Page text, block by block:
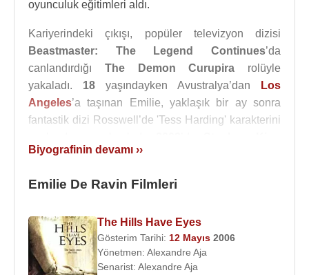
oyunculuk eğitimleri aldı.
Kariyerindeki çıkışı, popüler televizyon dizisi
Beastmaster: The Legend Continues’da
canlandırdığı The Demon Curupira rolüyle
yakaladı. 18 yaşındayken Avustralya’dan
Los
Angeles’a taşınan Emilie, yaklaşık bir ay sonra
fantastik dizi Rosswell’de 'Tess Harding' karakterini
klasiğiCarrie’nin televizyon için yeniden
dizide 'Claire Littleton' adında hamile bir
kazazedeyi canlandıran Emilie, bu sayede sinema
filmlerinde oynamak için bir çok teklif aldı.
yapımıBrickadlı filmdeEmily karakterini ve aynı
Biyografinin devamı ››
Emilie De Ravin Filmleri
The Hills Have Eyes
Gösterim Tarihi: 12 Mayıs 2006
Yönetmen: Alexandre Aja
Senarist: Alexandre Aja